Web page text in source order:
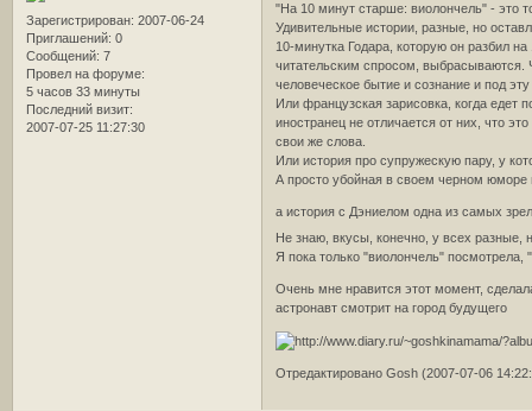
Зарегистрирован: 2007-06-24
Приглашений: 0
Сообщений: 7
Провел на форуме:
5 часов 33 минуты
Последний визит:
2007-07-25 11:27:30
"На 10 минут старше: виолончель" - это
Удивительные истории, разные, но
10-минутка Годара, которую он разбил
читательским спросом, выбрасываются.
человеческое бытие и сознание и под
Или французская зарисовка, когда едет
иностранец не отличается от них, что
свои же слова.
Или история про супружескую пару, у
А просто убойная в своем черном юморе
а история с Дэниелом одна из самых
Не знаю, вкусы, конечно, у всех разные,
Я пока только "виолончель"
Очень мне нравится этот момент,
астронавт смотрит на город будущего
Отредактировано Gosh (2007-07-06